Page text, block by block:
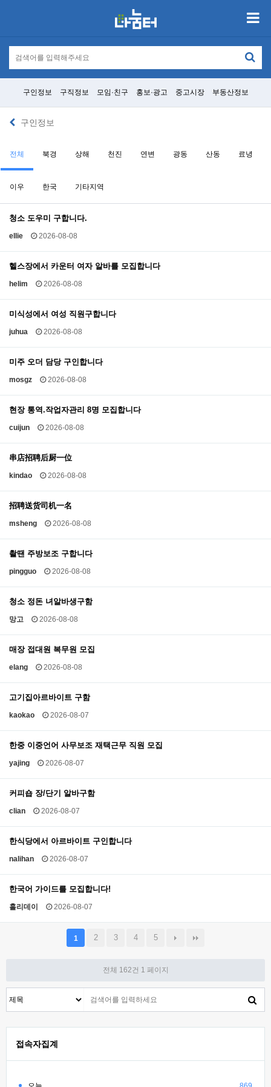
구인정보 구직정보 모임·친구 홍보·광고 중고시장 부동산정보
구인정보
전체 북경 상해 천진 연변 광동 산동 료녕
이우 한국 기타지역
청소 도우미 구합니다.
ellie 2026-08-08
헬스장에서 카운터 여자 알바를 모집합니다
helim 2026-08-08
미식성에서 여성 직원구합니다
juhua 2026-08-08
미주 오더 담당 구인합니다
mosgz 2026-08-08
현장 통역.작업자관리 8명 모집합니다
cuijun 2026-08-08
串店招聘后厨一位
kindao 2026-08-08
招聘送货司机一名
msheng 2026-08-08
촬땐 주방보조 구합니다
pingguo 2026-08-08
청소 정돈 녀알바생구함
망고 2026-08-08
매장 접대원 복무원 모집
elang 2026-08-08
고기집아르바이트 구함
kaokao 2026-08-07
한중 이중언어 사무보조 재택근무 직원 모집
yajing 2026-08-07
커피숍 장/단기 알바구함
clian 2026-08-07
한식당에서 아르바이트 구인합니다
nalihan 2026-08-07
한국어 가이드를 모집합니다!
홀리데이 2026-08-07
1 2 3 4 5
전체 162건 1 페이지
접속자집계